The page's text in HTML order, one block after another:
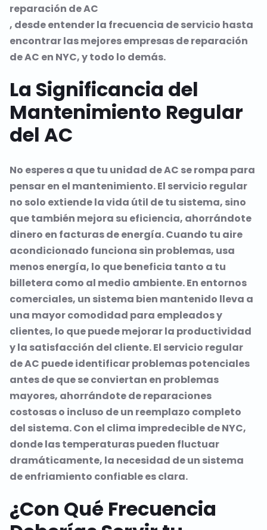
reparación de AC
, desde entender la frecuencia de servicio hasta
encontrar las mejores empresas de reparación
de AC en NYC, y todo lo demás.
La Significancia del
Mantenimiento Regular
del AC
No esperes a que tu unidad de AC se rompa para
pensar en el mantenimiento. El servicio regular
no solo extiende la vida útil de tu sistema, sino
que también mejora su eficiencia, ahorrándote
dinero en facturas de energía. Cuando tu aire
acondicionado funciona sin problemas, usa
menos energía, lo que beneficia tanto a tu
billetera como al medio ambiente. En entornos
comerciales, un sistema bien mantenido lleva a
una mayor comodidad para empleados y
clientes, lo que puede mejorar la productividad
y la satisfacción del cliente. El servicio regular
de AC puede identificar problemas potenciales
antes de que se conviertan en problemas
mayores, ahorrándote de reparaciones
costosas o incluso de un reemplazo completo
del sistema. Con el clima impredecible de NYC,
donde las temperaturas pueden fluctuar
dramáticamente, la necesidad de un sistema
de enfriamiento confiable es clara.
¿Con Qué Frecuencia